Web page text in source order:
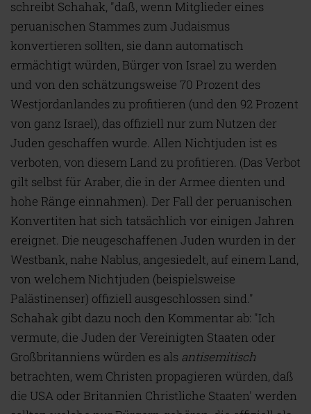
schreibt Schahak, "daß, wenn Mitglieder eines
peruanischen Stammes zum Judaismus
konvertieren sollten, sie dann automatisch
ermächtigt würden, Bürger von Israel zu werden
und von den schätzungsweise 70 Prozent des
Westjordanlandes zu profitieren (und den 92 Prozent
von ganz Israel), das offiziell nur zum Nutzen der
Juden geschaffen wurde. Allen Nichtjuden ist es
verboten, von diesem Land zu profitieren. (Das Verbot
gilt selbst für Araber, die in der Armee dienten und
hohe Ränge einnahmen). Der Fall der peruanischen
Konvertiten hat sich tatsächlich vor einigen Jahren
ereignet. Die neugeschaffenen Juden wurden in der
Westbank, nahe Nablus, angesiedelt, auf einem Land,
von welchem Nichtjuden (beispielsweise
Palästinenser) offiziell ausgeschlossen sind."
Schahak gibt dazu noch den Kommentar ab: "Ich
vermute, die Juden der Vereinigten Staaten oder
Großbritanniens würden es als antisemitisch
betrachten, wem Christen propagieren würden, daß
die USA oder Britannien Christliche Staaten' werden